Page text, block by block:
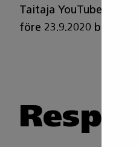
Taitaja YouTube-
före 23.9.2020